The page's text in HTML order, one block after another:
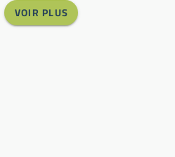
VOIR PLUS